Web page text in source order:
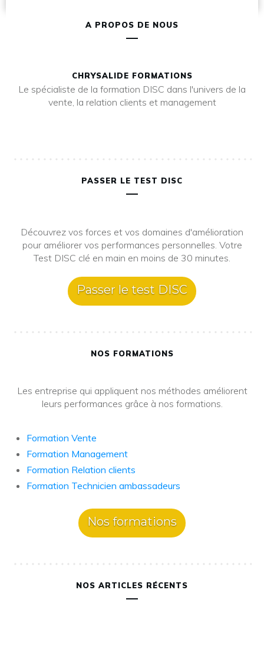
A PROPOS DE NOUS
CHRYSALIDE FORMATIONS
Le spécialiste de la formation DISC dans l'univers de la
vente, la relation clients et management
PASSER LE TEST DISC
Découvrez vos forces et vos domaines d'amélioration
pour améliorer vos performances personnelles. Votre
Test DISC clé en main en moins de 30 minutes.
Passer le test DISC
NOS FORMATIONS
Les entreprise qui appliquent nos méthodes améliorent
leurs performances grâce à nos formations.
Formation Vente
Formation Management
Formation Relation clients
Formation Technicien ambassadeurs
Nos formations
NOS ARTICLES RÉCENTS